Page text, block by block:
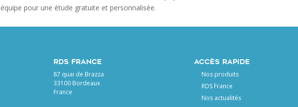
pour une étude gratuite et personnalisée.
RDS FRANCE
87 quai de Brazza
33100 Bordeaux
France
ACCÈS RAPIDE
Nos produits
RDS France
Nos actualités